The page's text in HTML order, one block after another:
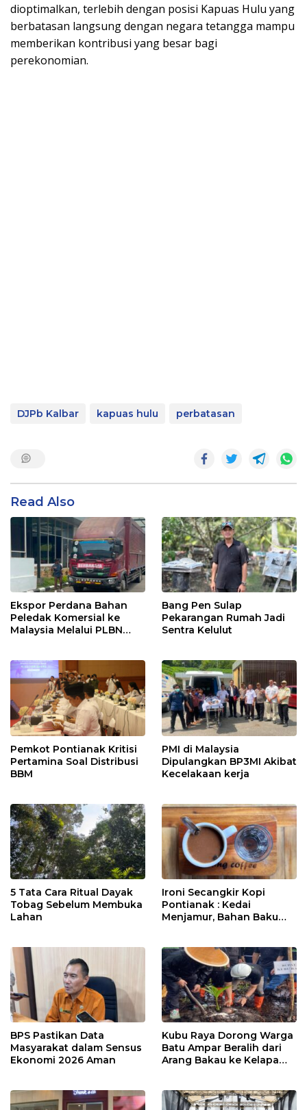
dioptimalkan, terlebih dengan posisi Kapuas Hulu yang
berbatasan langsung dengan negara tetangga mampu
memberikan kontribusi yang besar bagi
perekonomian.
DJPb Kalbar kapuas hulu perbatasan
Read Also
Ekspor Perdana Bahan
Peledak Komersial ke
Malaysia Melalui PLBN
Bang Pen Sulap
Pekarangan Rumah Jadi
Sentra Kelulut
Pemkot Pontianak Kritisi
Pertamina Soal Distribusi
BBM
PMI di Malaysia
Dipulangkan BP3MI Akibat
Kecelakaan kerja
5 Tata Cara Ritual Dayak
Tobag Sebelum Membuka
Lahan
Ironi Secangkir Kopi
Pontianak : Kedai
Menjamur, Bahan Baku
BPS Pastikan Data
Masyarakat dalam Sensus
Ekonomi 2026 Aman
Kubu Raya Dorong Warga
Batu Ampar Beralih dari
Arang Bakau ke Kelapa